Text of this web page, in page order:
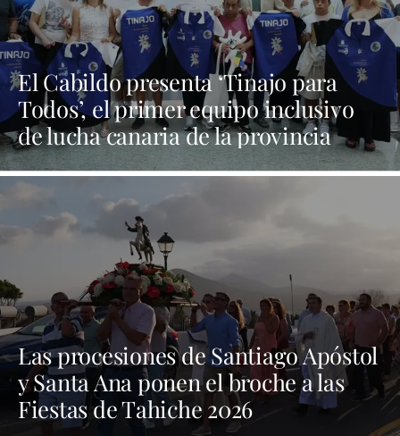
El Cabildo presenta ‘Tinajo para
Todos’, el primer equipo inclusivo
de lucha canaria de la provincia
Las procesiones de Santiago Apóstol
y Santa Ana ponen el broche a las
Fiestas de Tahiche 2026